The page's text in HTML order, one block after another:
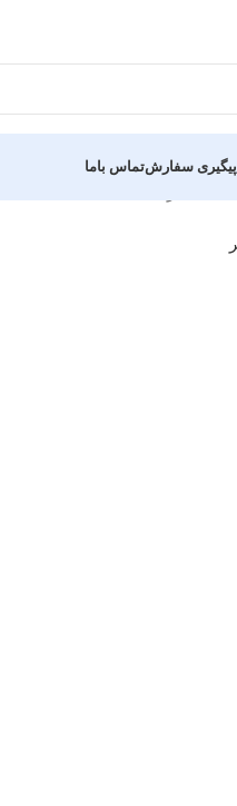
پیگیری سفارشتماس باما